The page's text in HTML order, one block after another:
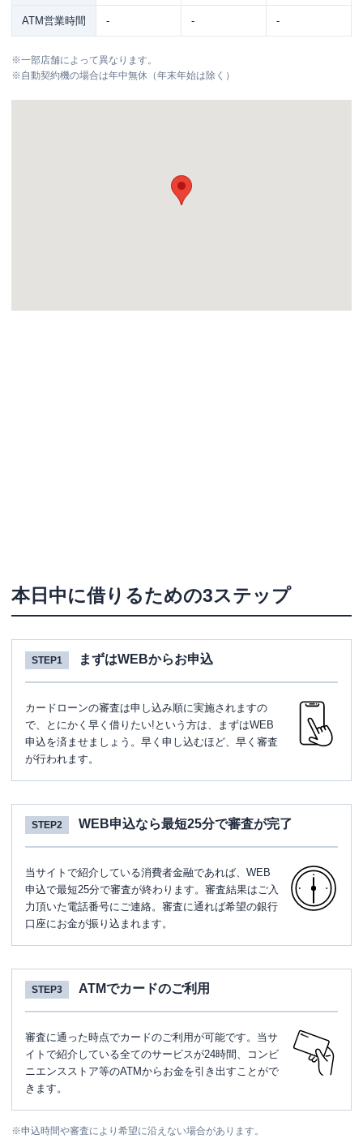
ATM営業時間 - - -
※一部店舗によって異なります。
※自動契約機の場合は年中無休（年末年始は除く）
本日中に借りるための3ステップ
STEP1 まずはWEBからお申込
カードローンの審査は申し込み順に実施されますの
で、とにかく早く借りたい!という方は、まずはWEB
申込を済ませましょう。早く申し込むほど、早く審査
が行われます。
STEP2 WEB申込なら最短25分で審査が完了
当サイトで紹介している消費者金融であれば、WEB
申込で最短25分で審査が終わります。審査結果はご入
力頂いた電話番号にご連絡。審査に通れば希望の銀行
口座にお金が振り込まれます。
STEP3 ATMでカードのご利用
審査に通った時点でカードのご利用が可能です。当サ
イトで紹介している全てのサービスが24時間、コンビ
ニエンスストア等のATMからお金を引き出すことがで
きます。
※申込時間や審査により希望に沿えない場合があります。